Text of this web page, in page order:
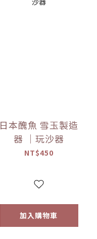
日本醜魚 雪玉製造
器 ｜玩沙器
NT$450
加入購物車